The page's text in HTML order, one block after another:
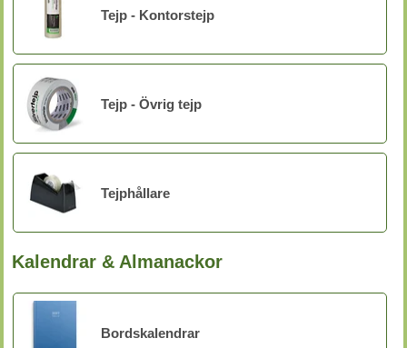
Tejp - Kontorstejp
Tejp - Övrig tejp
Tejphållare
Kalendrar & Almanackor
Bordskalendrar